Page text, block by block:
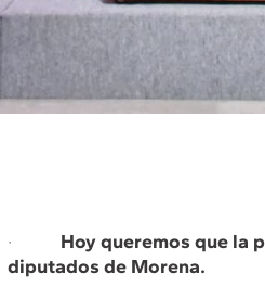
· Hoy queremos que la
diputados de Morena.